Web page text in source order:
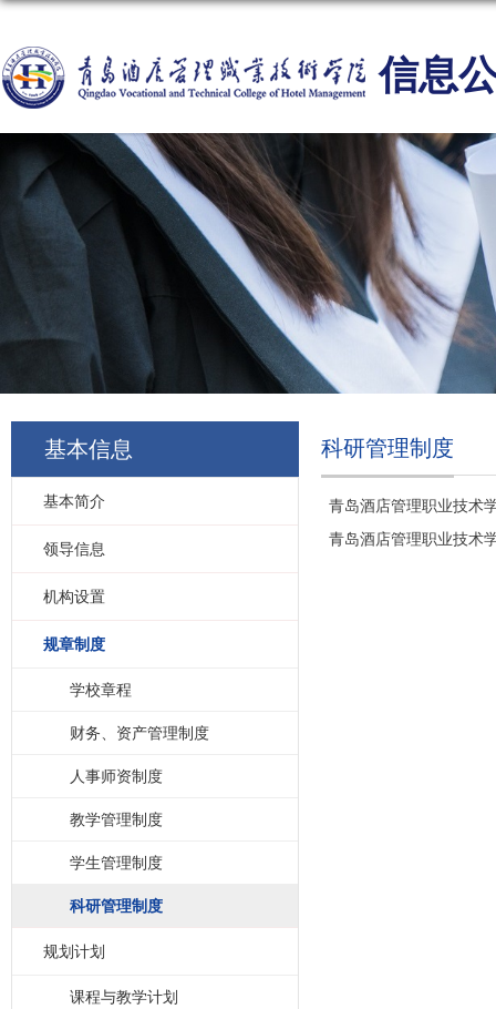
信息
基本信息
基本简介
领导信息
机构设置
规章制度
学校章程
财务、资产管理制度
人事师资制度
教学管理制度
学生管理制度
科研管理制度
规划计划
课程与教学计划
科研管理制度
青岛酒店管理职业技术
青岛酒店管理职业技术